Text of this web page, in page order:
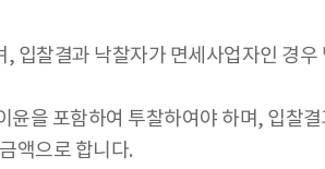
찰결과 낙찰자가 면세사업자인 경
을 포함하여 투찰하여야 하며, 입찰
액으로 합니다.